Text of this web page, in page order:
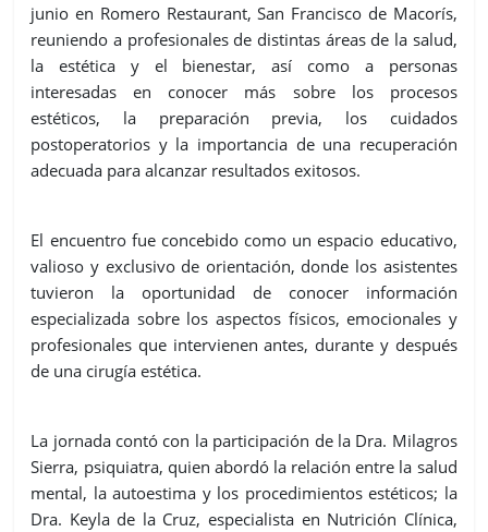
junio en Romero Restaurant, San Francisco de Macorís,
reuniendo a profesionales de distintas áreas de la salud,
la estética y el bienestar, así como a personas
interesadas en conocer más sobre los procesos
estéticos, la preparación previa, los cuidados
postoperatorios y la importancia de una recuperación
adecuada para alcanzar resultados exitosos.
El encuentro fue concebido como un espacio educativo,
valioso y exclusivo de orientación, donde los asistentes
tuvieron la oportunidad de conocer información
especializada sobre los aspectos físicos, emocionales y
profesionales que intervienen antes, durante y después
de una cirugía estética.
La jornada contó con la participación de la Dra. Milagros
Sierra, psiquiatra, quien abordó la relación entre la salud
mental, la autoestima y los procedimientos estéticos; la
Dra. Keyla de la Cruz, especialista en Nutrición Clínica,